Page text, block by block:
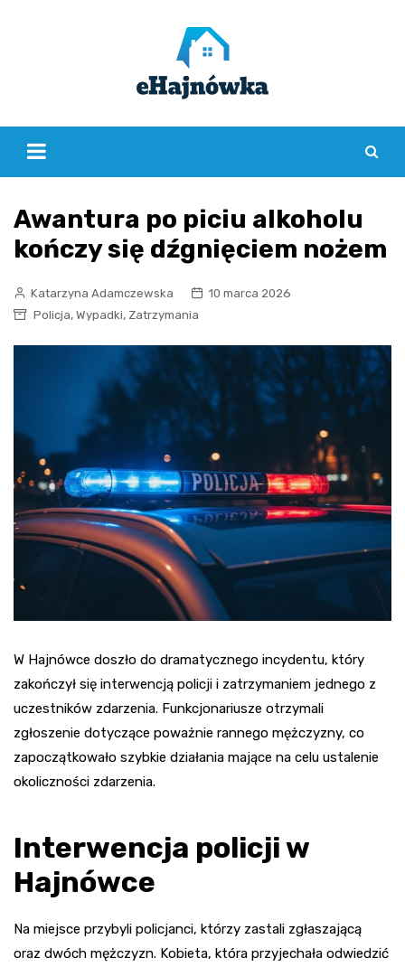
Awantura po piciu alkoholu
kończy się dźgnięciem nożem
Katarzyna Adamczewska
10 marca 2026
Policja, Wypadki, Zatrzymania
W Hajnówce doszło do dramatycznego incydentu, który
zakończył się interwencją policji i zatrzymaniem jednego z
uczestników zdarzenia. Funkcjonariusze otrzymali
zgłoszenie dotyczące poważnie rannego mężczyzny, co
zapoczątkowało szybkie działania mające na celu ustalenie
okoliczności zdarzenia.
Interwencja policji w
Hajnówce
Na miejsce przybyli policjanci, którzy zastali zgłaszającą
oraz dwóch mężczyzn. Kobieta, która przyjechała odwiedzić